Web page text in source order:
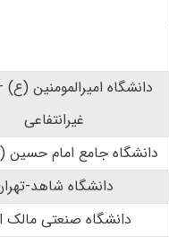
دانشگاه امیرالمومنین (ع)
غیرانتفاعی
دانشگاه جامع امام حسین
دانشگاه شاهد-
دانشگاه صنعتی مالک